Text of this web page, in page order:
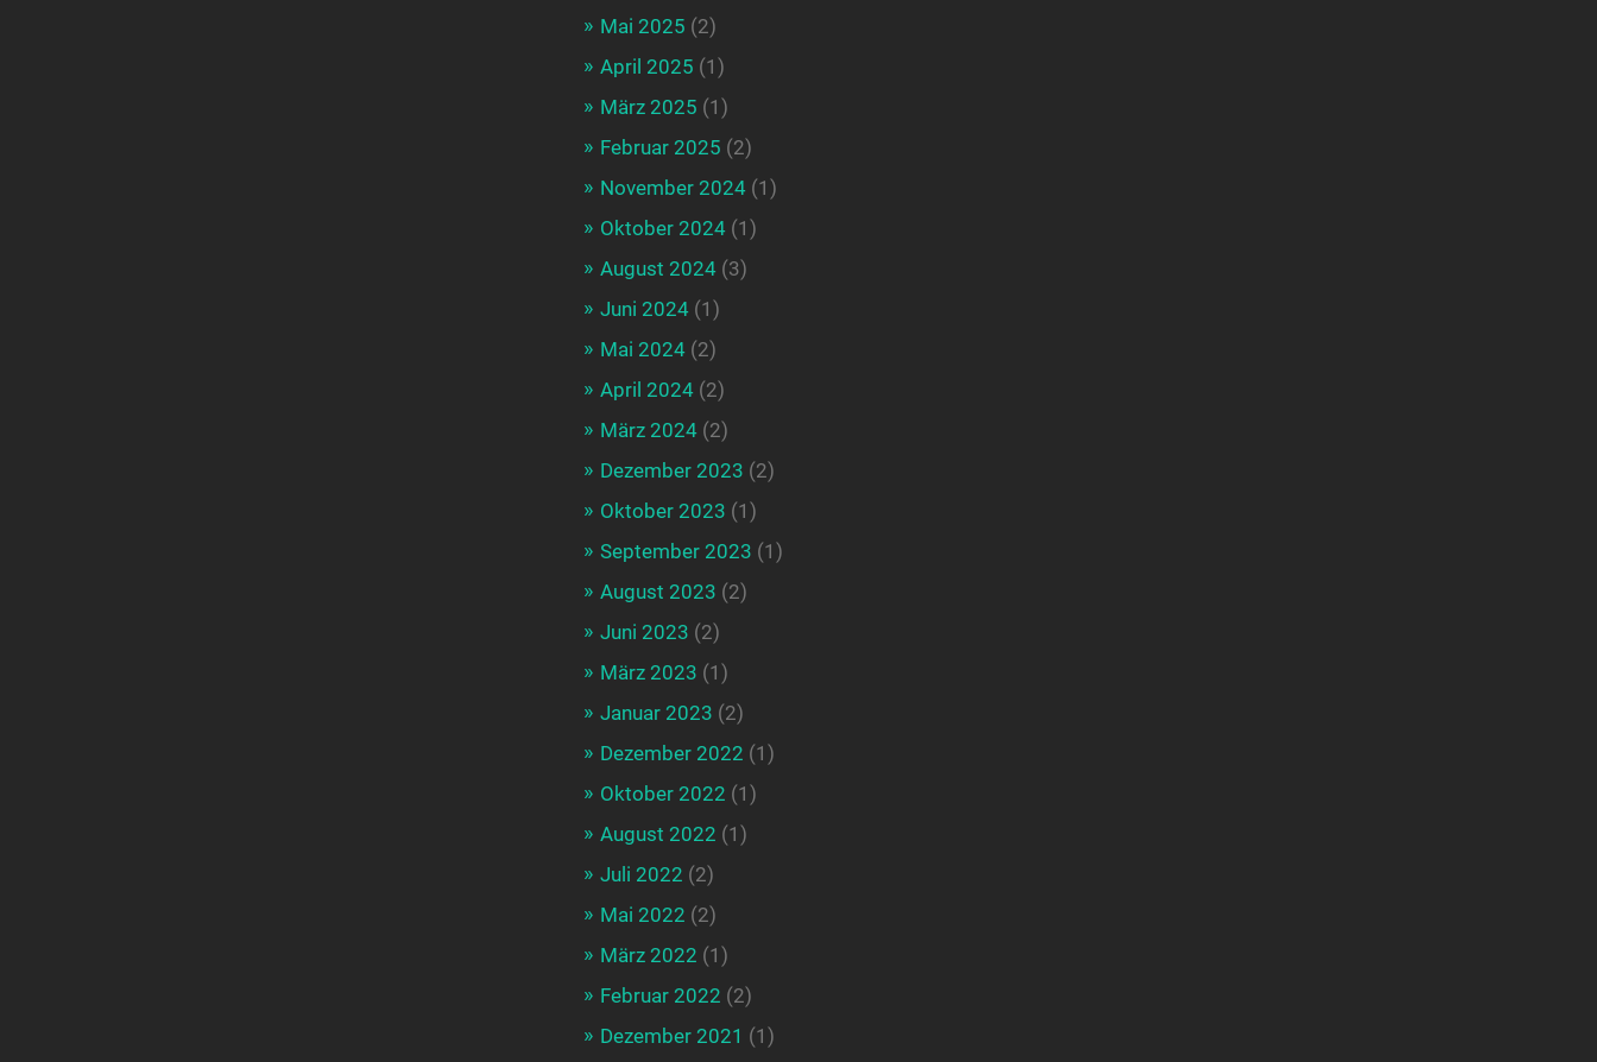
Mai 2025 (2)
April 2025 (1)
März 2025 (1)
Februar 2025 (2)
November 2024(1)
Oktober 2024(1)
August 2024(3)
Juni 2024(1)
Mai 2024(2)
April 2024(2)
März 2024(2)
Dezember 2023 (2)
Oktober 2023 (1)
September 2023 (1)
August 2023 (2)
Juni 2023 (2)
März 2023 (1)
Januar 2023 (2)
Dezember 2022 (1)
Oktober 2022 (1)
August 2022 (1)
Juli 2022 (2)
Mai 2022 (2)
März 2022 (1)
Februar 2022 (2)
Dezember 2021 (1)